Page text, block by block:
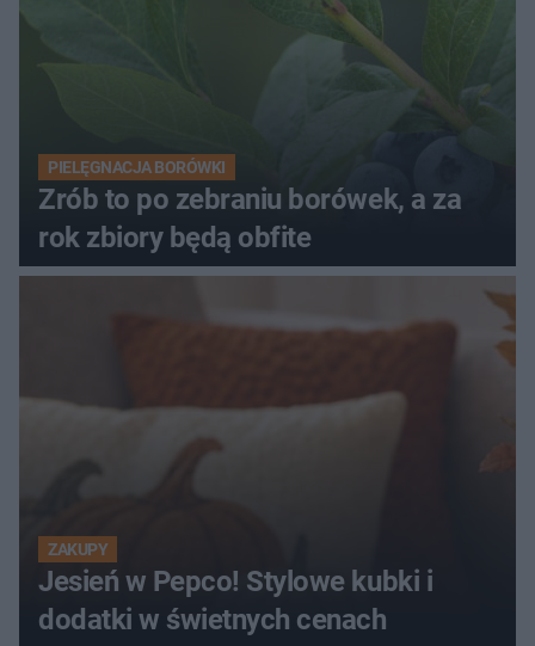
PIELĘGNACJA BORÓWKI
Zrób to po zebraniu borówek, a za
rok zbiory będą obfite
ZAKUPY
Jesień w Pepco! Stylowe kubki i
dodatki w świetnych cenach